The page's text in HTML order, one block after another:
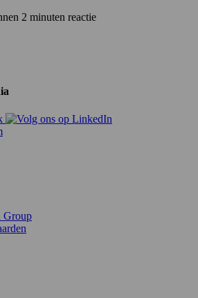
2 minuten reactie
Group